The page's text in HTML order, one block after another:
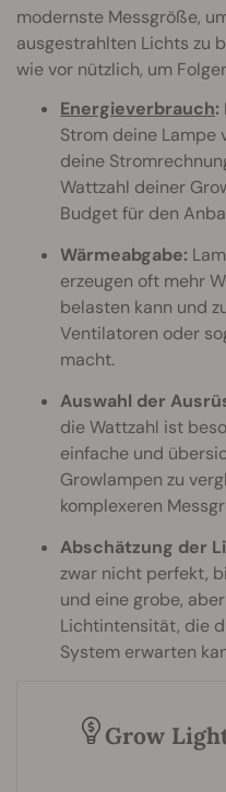
modernste Messgröße,
ausgestrahlten Lichts zu
wie vor nützlich, um
Energieverbrauch:
Strom deine
deine
Wattzahl deiner
Budget für den
Wärmeabgabe:
erzeugen oft mehr
belasten kann und
Ventilatoren oder
macht.
Auswahl der
die Wattzahl ist
einfache und
Growlampen zu
komplexeren
Abschätzung der
zwar nicht perfekt,
und eine grobe,
Lichtintensität, die
System erwarten
Grow